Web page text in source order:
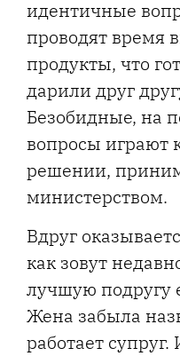
идентичные
проводят время
продукты, что
дарили друг
Безобидные, на
вопросы играют
решении,
министерством.
Вдруг
как зовут
лучшую подругу
Жена забыла
работает